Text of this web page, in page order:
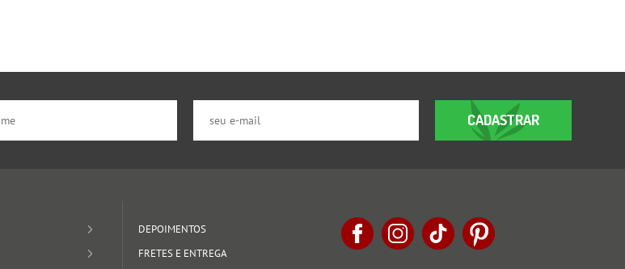
CADASTRAR
DEPOIMENTOS
FRETES E ENTREGA